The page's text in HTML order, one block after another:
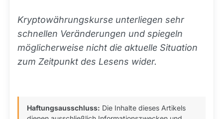
Kryptowährungskurse unterliegen sehr
schnellen Veränderungen und spiegeln
möglicherweise nicht die aktuelle Situation
zum Zeitpunkt des Lesens wider.
Haftungsausschluss: Die Inhalte dieses Artikels